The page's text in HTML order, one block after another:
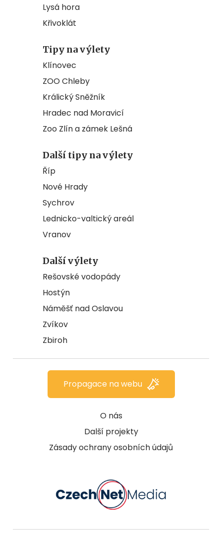
Lysá hora
Křivoklát
Tipy na výlety
Klínovec
ZOO Chleby
Králický Sněžník
Hradec nad Moravicí
Zoo Zlín a zámek Lešná
Další tipy na výlety
Říp
Nové Hrady
Sychrov
Lednicko-valtický areál
Vranov
Další výlety
Rešovské vodopády
Hostýn
Náměšť nad Oslavou
Zvíkov
Zbiroh
O nás
Další projekty
Zásady ochrany osobních údajů
Propagace na webu